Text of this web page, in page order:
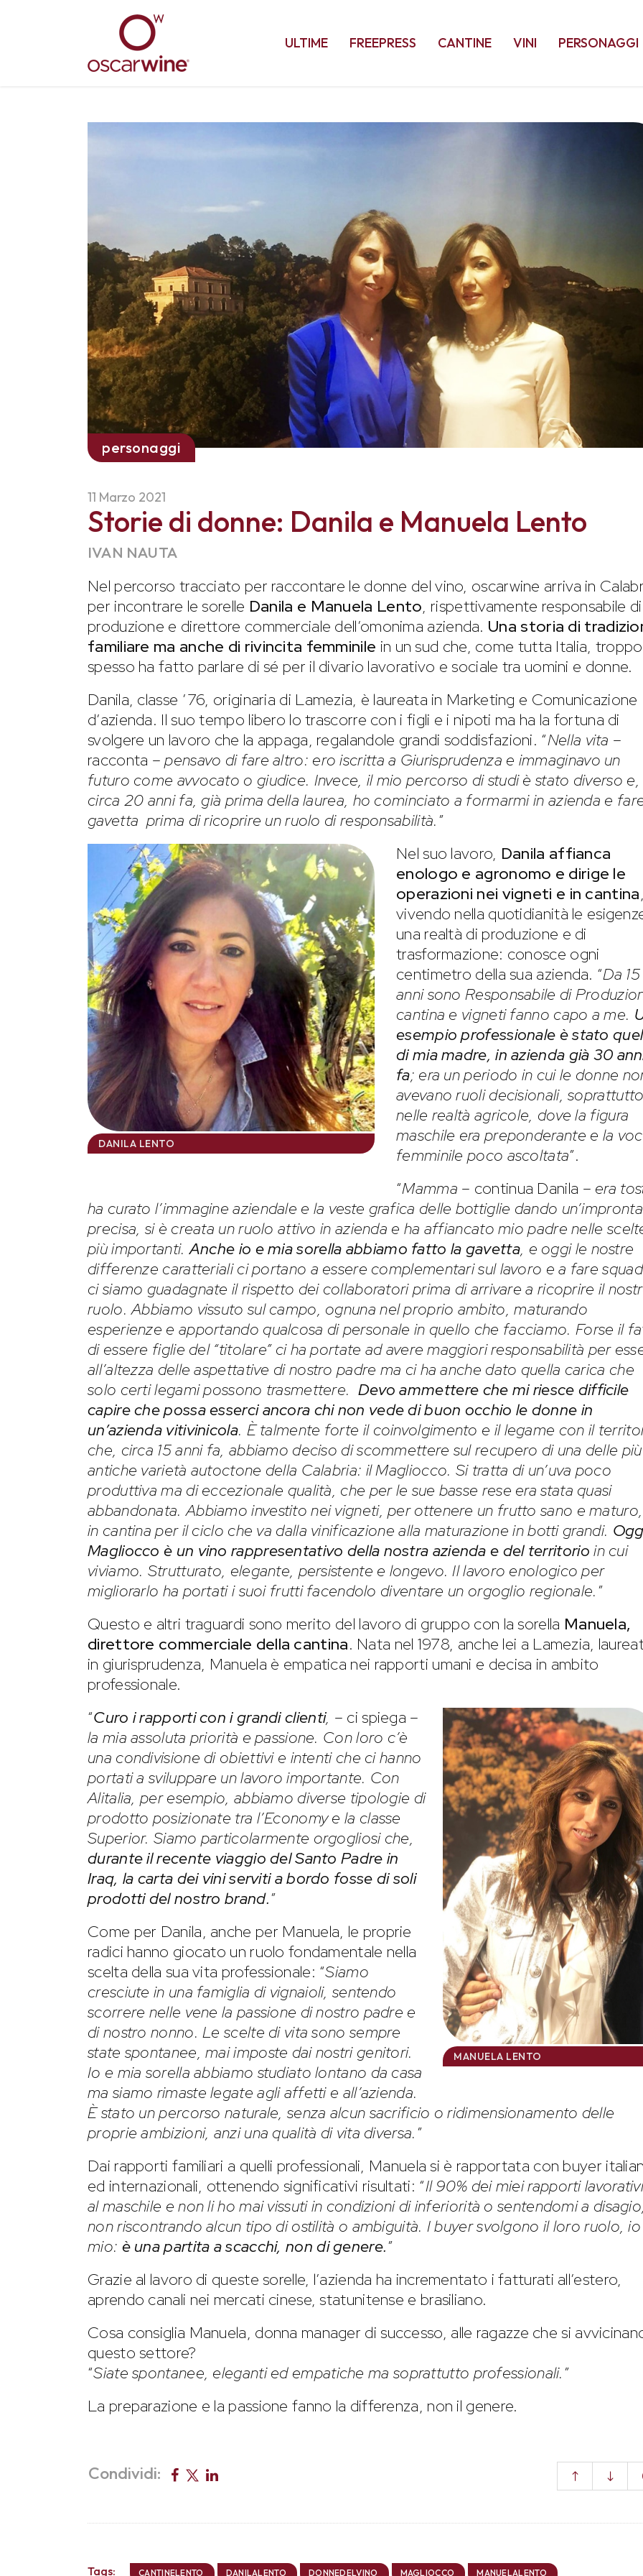
ULTIME FREEPRESS CANTINE VINI PERSONAGGI
personaggi
11 Marzo 2021
Storie di donne: Danila e Manuela Lento
IVAN NAUTA
Nel percorso tracciato per raccontare le donne del vino, oscarwine arriva in
per incontrare le sorelle Danila e Manuela Lento, rispettivamente responsabile di
produzione e direttore commerciale dell’omonima azienda. Una storia di
familiare ma anche di rivincita femminile in un sud che, come tutta Italia, troppo
spesso ha fatto parlare di sé per il divario lavorativo e sociale tra uomini e donne.
Danila, classe ’76, originaria di Lamezia, è laureata in Marketing e Comunicazione
d’azienda. Il suo tempo libero lo trascorre con i figli e i nipoti ma ha la fortuna di
svolgere un lavoro che la appaga, regalandole grandi soddisfazioni. “Nella vita –
racconta –pensavo di fare altro: ero iscritta a Giurisprudenza e immaginavo un
futuro come avvocato o giudice. Invece, il mio percorso di studi è stato diverso e,
circa 20 anni fa, già prima della laurea, ho cominciato a formarmi in azienda e
gavetta prima di ricoprire un ruolo di responsabilità.”
DANILA LENTO
Nel suo lavoro, Danila affianca
enologo e agronomo e dirige le
operazioni nei vigneti e in cantina
vivendo nella quotidianità le
una realtà di produzione e di
trasformazione: conosce ogni
centimetro della sua azienda. “Da 15
anni sono Responsabile di
cantina e vigneti fanno capo a me.
esempio professionale è stato
di mia madre, in azienda già 30
fa; era un periodo in cui le donne
avevano ruoli decisionali,
nelle realtà agricole, dove la figura
maschile era preponderante e la
femminile poco ascoltata”.
“Mamma – continua Danila – era
ha curato l’immagine aziendale e la veste grafica delle bottiglie dando un’impronta
precisa, si è creata un ruolo attivo in azienda e ha affiancato mio padre nelle
più importanti.Anche io e mia sorella abbiamo fatto la gavetta, e oggi le nostre
differenze caratteriali ci portano a essere complementari sul lavoro e a fare
ci siamo guadagnate il rispetto dei collaboratori prima di arrivare a ricoprire il
ruolo. Abbiamo vissuto sul campo, ognuna nel proprio ambito, maturando
esperienze e apportando qualcosa di personale in quello che facciamo. Forse il
di essere figlie del “titolare” ci ha portate ad avere maggiori responsabilità per
all’altezza delle aspettative di nostro padre ma ci ha anche dato quella carica che
solo certi legami possono trasmettere. Devo ammettere che mi riesce difficile
capire che possa esserci ancora chi non vede di buon occhio le donne in
un’azienda vitivinicola. È talmente forte il coinvolgimento e il legame con il
che, circa 15 anni fa, abbiamo deciso di scommettere sul recupero di una delle più
antiche varietà autoctone della Calabria: il Magliocco. Si tratta di un’uva poco
produttiva ma di eccezionale qualità, che per le sue basse rese era stata quasi
abbandonata. Abbiamo investito nei vigneti, per ottenere un frutto sano e
in cantina per il ciclo che va dalla vinificazione alla maturazione in botti grandi.
Magliocco è un vino rappresentativo della nostra azienda e del territorio in cui
viviamo. Strutturato, elegante, persistente e longevo. Il lavoro enologico per
migliorarlo ha portati i suoi frutti facendolo diventare un orgoglio regionale.”
Questo e altri traguardi sono merito del lavoro di gruppo con la sorella Manuela,
direttore commerciale della cantina. Nata nel 1978, anche lei a Lamezia,
in giurisprudenza, Manuela è empatica nei rapporti umani e decisa in ambito
professionale.
MANUELA LENTO
“Curo i rapporti con i grandi clienti, – ci spiega –
la mia assoluta priorità e passione. Con loro c’è
una condivisione di obiettivi e intenti che ci hanno
portati a sviluppare un lavoro importante. Con
Alitalia, per esempio, abbiamo diverse tipologie di
prodotto posizionate tra l’Economy e la classe
Superior. Siamo particolarmente orgogliosi che,
durante il recente viaggio del Santo Padre in
Iraq, la carta dei vini serviti a bordo fosse di soli
prodotti del nostro brand.”
Come per Danila, anche per Manuela, le proprie
radici hanno giocato un ruolo fondamentale nella
scelta della sua vita professionale: “Siamo
cresciute in una famiglia di vignaioli, sentendo
scorrere nelle vene la passione di nostro padre e
di nostro nonno. Le scelte di vita sono sempre
state spontanee, mai imposte dai nostri genitori.
Io e mia sorella abbiamo studiato lontano da casa
ma siamo rimaste legate agli affetti e all’azienda.
È stato un percorso naturale, senza alcun sacrificio o ridimensionamento delle
proprie ambizioni, anzi una qualità di vita diversa.”
Dai rapporti familiari a quelli professionali, Manuela si è rapportata con buyer
ed internazionali, ottenendo significativi risultati: “Il 90% dei miei rapporti
al maschile e non li ho mai vissuti in condizioni di inferiorità o sentendomi a
non riscontrando alcun tipo di ostilità o ambiguità. I buyer svolgono il loro ruolo,
mio: è una partita a scacchi, non di genere.”
Grazie al lavoro di queste sorelle, l’azienda ha incrementato i fatturati all’estero,
aprendo canali nei mercati cinese, statunitense e brasiliano.
Cosa consiglia Manuela, donna manager di successo, alle ragazze che si
questo settore?
“Siate spontanee, eleganti ed empatiche ma soprattutto professionali.”
La preparazione e la passione fanno la differenza, non il genere.
Condividi:
Tags: CANTINELENTO DANILALENTO DONNEDELVINO MAGLIOCCO MANUELALENTO